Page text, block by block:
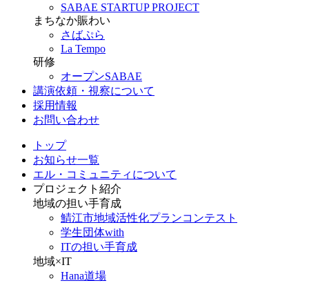
SABAE STARTUP PROJECT
まちなか賑わい
さばぷら
La Tempo
研修
オープンSABAE
講演依頼・視察について
採用情報
お問い合わせ
トップ
お知らせ一覧
エル・コミュニティについて
プロジェクト紹介
地域の担い手育成
鯖江市地域活性化プランコンテスト
学生団体with
ITの担い手育成
地域×IT
Hana道場